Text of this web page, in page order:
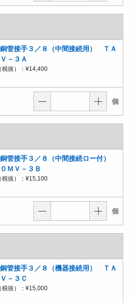
管接手３／８（中間接続用） ＴＡ
－３Ａ
抜）： ¥14,400
個
管接手３／８（中間接続ロー付）
ＭＶ－３Ｂ
抜）： ¥15,100
個
管接手３／８（機器接続用） ＴＡ
－３Ｃ
抜）： ¥15,000